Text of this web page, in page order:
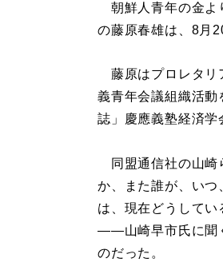
朝鮮人青年の金よ
の藤原春雄は、8月
藤原はプロレタリ
義青年会議組織活
誌」慶應義塾経済学
同盟通信社の山崎
か、また誰が、い
は、現在どうして
――山崎早市氏に聞
のだった。